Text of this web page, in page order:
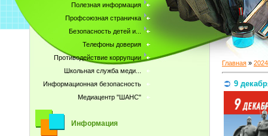
Полезная информация
Профсоюзная страничка
Безопасность детей и...
Телефоны доверия
Противодействие коррупции
Школьная служба меди...
Информационная безопасность
Медиацентр "ШАНС"
Информация
Главная » 2024
9